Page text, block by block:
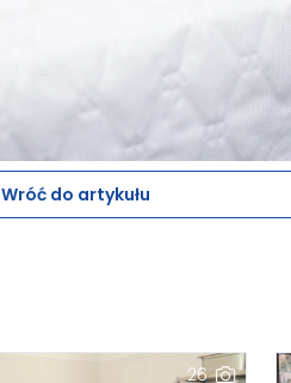
Wróć do artykułu
26